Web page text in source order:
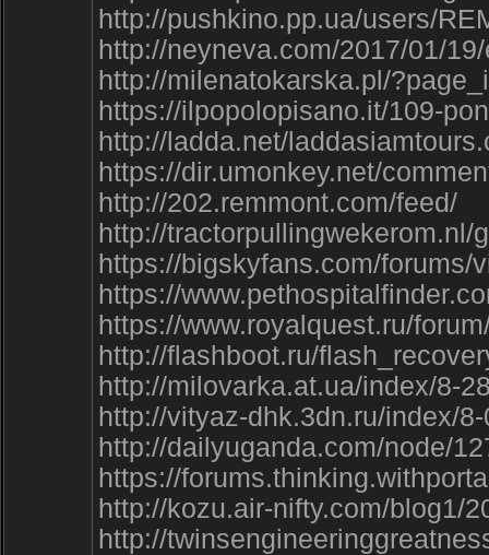
http://pushkino.pp.ua/users/
http://neyneva.com/2017/01/
http://milenatokarska.pl/
https://ilpopolopisano.it/109-
http://ladda.net/
https://dir.umonkey.net/
http://202.remmont.com/feed/
http://tractorpullingwekerom.nl/
https://bigskyfans.com/forums/
https://
https://www.royalquest.ru/
http://flashboot.ru/
http://milovarka.at.ua/index/8-
http://vityaz-dhk.3dn.ru/index/
http://dailyuganda.com/node/
https://
http://kozu.air-nifty.com/blog1/
http://